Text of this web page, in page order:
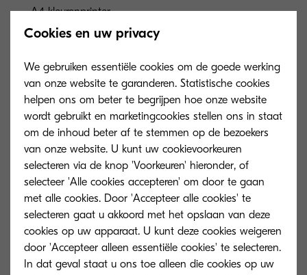
A4 kleurenprinter
tot 40 pagina’s A4 per minuut.
Dubbelzijdige printsnelheid: 32 pagina’s
per minuut, A4
Opwarmtijd
25 seconden of minder na inschakelen
Stroomverbruik
Afdrukken: 523 W, Stand-by: 74 W,
Energiebesparende stand: 0.6 W
Cookies en uw privacy
We gebruiken essentiële cookies om de goede werking
van onze website te garanderen. Statistische cookies
helpen ons om beter te begrijpen hoe onze website
wordt gebruikt en marketingcookies stellen ons in staat
om de inhoud beter af te stemmen op de bezoekers
van onze website. U kunt uw cookievoorkeuren
selecteren via de knop 'Voorkeuren' hieronder, of
selecteer 'Alle cookies accepteren' om door te gaan
met alle cookies. Door 'Accepteer alle cookies' te
selecteren gaat u akkoord met het opslaan van deze
cookies op uw apparaat. U kunt deze cookies weigeren
door 'Accepteer alleen essentiële cookies' te selecteren.
In dat geval staat u ons toe alleen die cookies op uw